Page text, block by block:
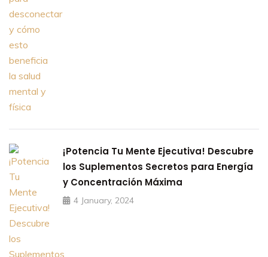
¡Potencia Tu Mente Ejecutiva! Descubre
los Suplementos Secretos para Energía
y Concentración Máxima
4 January, 2024